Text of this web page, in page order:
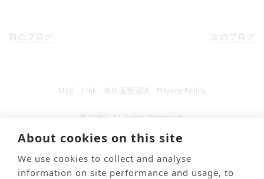
前のブログ 次のブログ
© PONTI All Rights Reserved.
Mail Link 海外医療通訳 Privacy Policy
About cookies on this site
We use cookies to collect and analyse
information on site performance and usage, to